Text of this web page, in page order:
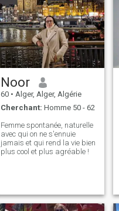
Noor
60 • Alger, Alger, Algérie
Cherchant: Homme 50 - 62
Femme spontanée, naturelle
avec qui on ne s'ennuie
jamais et qui rend la vie bien
plus cool et plus agréable !